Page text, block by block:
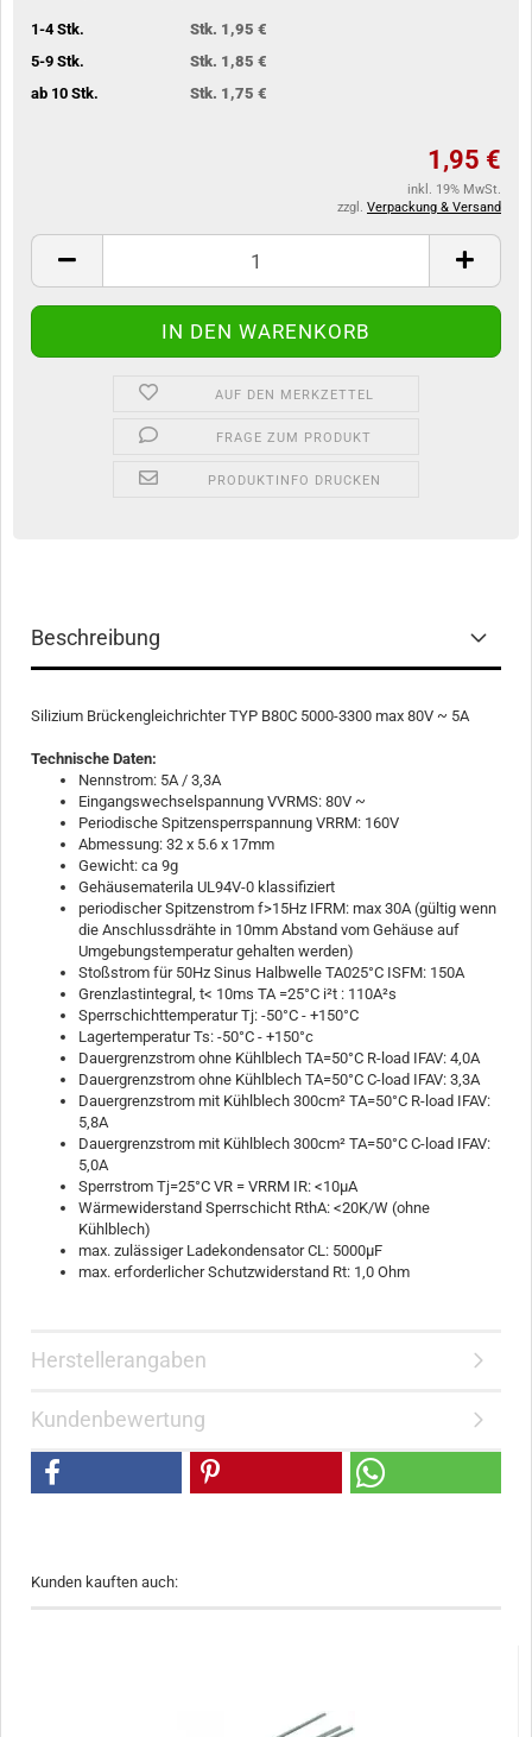
1-4 Stk.
Stk. 1,95 €
5-9 Stk.
Stk. 1,85 €
ab 10 Stk.
Stk. 1,75 €
1,95 €
inkl. 19% MwSt.
zzgl. Verpackung & Versand
AUF DEN MERKZETTEL
FRAGE ZUM PRODUKT
PRODUKTINFO DRUCKEN
Beschreibung
Silizium Brückengleichrichter TYP B80C 5000-3300 max 80V ~ 5A
Technische Daten:
Nennstrom: 5A / 3,3A
Eingangswechselspannung VVRMS: 80V ~
Periodische Spitzensperrspannung VRRM: 160V
Abmessung: 32 x 5.6 x 17mm
Gewicht: ca 9g
Gehäusematerila UL94V-0 klassifiziert
periodischer Spitzenstrom f>15Hz IFRM: max 30A (gültig wenn
die Anschlussdrähte in 10mm Abstand vom Gehäuse auf
Umgebungstemperatur gehalten werden)
Stoßstrom für 50Hz Sinus Halbwelle TA025°C ISFM: 150A
Grenzlastintegral, t< 10ms TA =25°C i²t : 110A²s
Sperrschichttemperatur Tj: -50°C - +150°C
Lagertemperatur Ts: -50°C - +150°c
Dauergrenzstrom ohne Kühlblech TA=50°C R-load IFAV: 4,0A
Dauergrenzstrom ohne Kühlblech TA=50°C C-load IFAV: 3,3A
Dauergrenzstrom mit Kühlblech 300cm² TA=50°C R-load IFAV:
5,8A
Dauergrenzstrom mit Kühlblech 300cm² TA=50°C C-load IFAV:
5,0A
Sperrstrom Tj=25°C VR = VRRM IR: <10µA
Wärmewiderstand Sperrschicht RthA: <20K/W (ohne
Kühlblech)
max. zulässiger Ladekondensator CL: 5000µF
max. erforderlicher Schutzwiderstand Rt: 1,0 Ohm
Herstellerangaben
Kundenbewertung
Kunden kauften auch: